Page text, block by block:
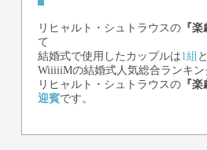
リヒャルト・シュトラウスの『楽
て
結婚式で使用したカップルは1組
WiiiiiMの結婚式人気総合ランキン
リヒャルト・シュトラウスの『楽
迎賓です。